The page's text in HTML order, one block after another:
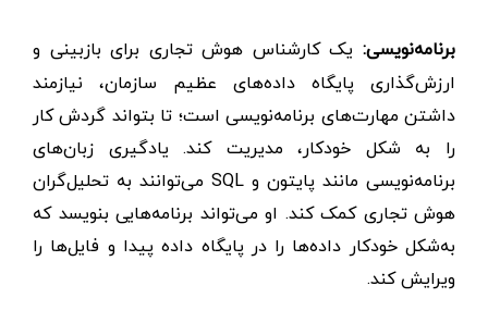
برنامه‌نویسی: یک کارشناس هوش تجاری برای بازبینی و
ارزش‌گذاری پایگاه داده‌های عظیم سازمان، نیازمند
داشتن مهارت‌های برنامه‌نویسی است؛ تا بتواند گردش کار
را به شکل خودکار، مدیریت کند. یادگیری زبان‌های
برنامه‌نویسی مانند پایتون و SQL می‌توانند به تحلیل‌گران
هوش تجاری کمک کند. او می‌تواند برنامه‌هایی بنویسد که
به‌شکل خودکار داده‌ها را در پایگاه داده پیدا و فایل‌ها را
ویرایش کند.